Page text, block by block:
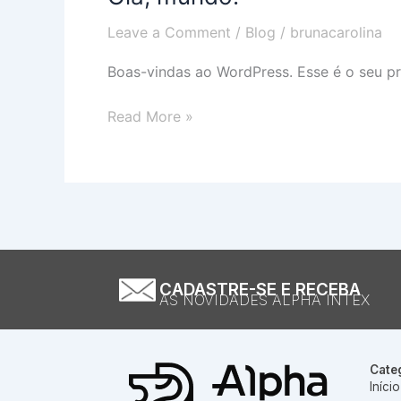
Leave a Comment / Blog / brunacarolina
Boas-vindas ao WordPress. Esse é o seu
mundo!
Read More »
CADASTRE-SE E RECEBA
AS NOVIDADES ALPHA INTEX
Início